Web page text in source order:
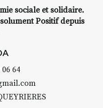
sociale et solidaire.
Positif depuis
06 64